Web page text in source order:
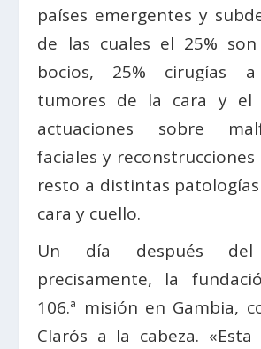
países emergentes y
de las cuales el 25%
bocios, 25% cirugías
tumores de la cara y el
actuaciones sobre
faciales y reconstrucciones
resto a distintas
cara y cuello.
Un día después del
precisamente, la
106.ª misión en Gambia,
Clarós a la cabeza.